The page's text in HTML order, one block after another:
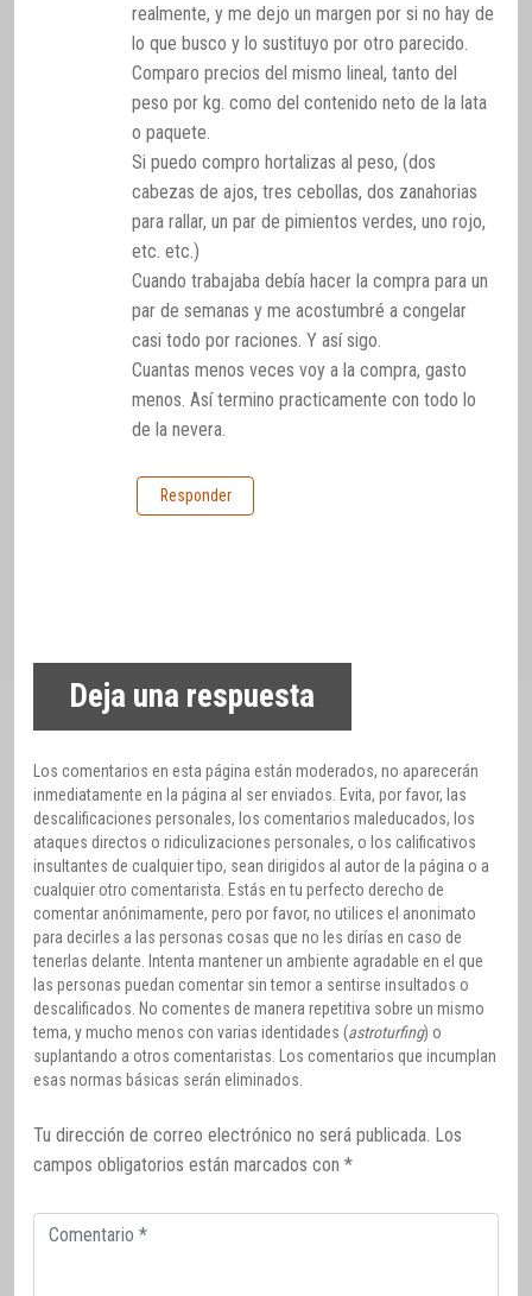
realmente, y me dejo un margen por si no hay de
lo que busco y lo sustituyo por otro parecido.
Comparo precios del mismo lineal, tanto del
peso por kg. como del contenido neto de la lata
o paquete.
Si puedo compro hortalizas al peso, (dos
cabezas de ajos, tres cebollas, dos zanahorias
para rallar, un par de pimientos verdes, uno rojo,
etc. etc.)
Cuando trabajaba debía hacer la compra para un
par de semanas y me acostumbré a congelar
casi todo por raciones. Y así sigo.
Cuantas menos veces voy a la compra, gasto
menos. Así termino practicamente con todo lo
de la nevera.
Responder
Deja una respuesta
Los comentarios en esta página están moderados, no aparecerán
inmediatamente en la página al ser enviados. Evita, por favor, las
descalificaciones personales, los comentarios maleducados, los
ataques directos o ridiculizaciones personales, o los calificativos
insultantes de cualquier tipo, sean dirigidos al autor de la página o a
cualquier otro comentarista. Estás en tu perfecto derecho de
comentar anónimamente, pero por favor, no utilices el anonimato
para decirles a las personas cosas que no les dirías en caso de
tenerlas delante. Intenta mantener un ambiente agradable en el que
las personas puedan comentar sin temor a sentirse insultados o
descalificados. No comentes de manera repetitiva sobre un mismo
tema, y mucho menos con varias identidades (astroturfing) o
suplantando a otros comentaristas. Los comentarios que incumplan
esas normas básicas serán eliminados.
Tu dirección de correo electrónico no será publicada. Los
campos obligatorios están marcados con *
Comentario